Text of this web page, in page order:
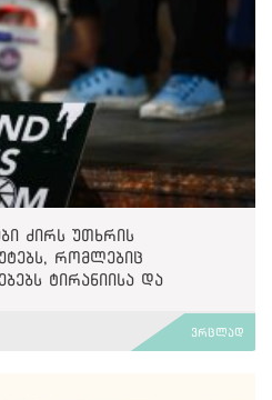
ძირს უთხრის
რომლებიც
ტირანიისა და
ვრცლად